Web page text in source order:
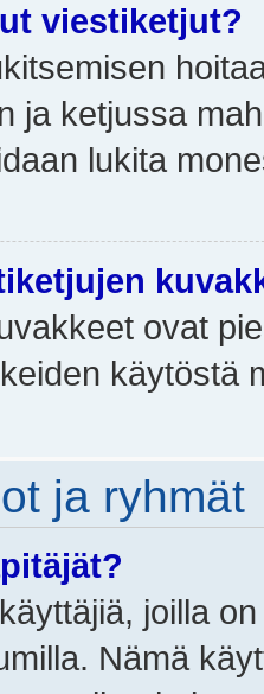
viestiketjut?
ja ketjussa
lukita
ovat
käytöstä
ja ryhmät
joilla
Nämä